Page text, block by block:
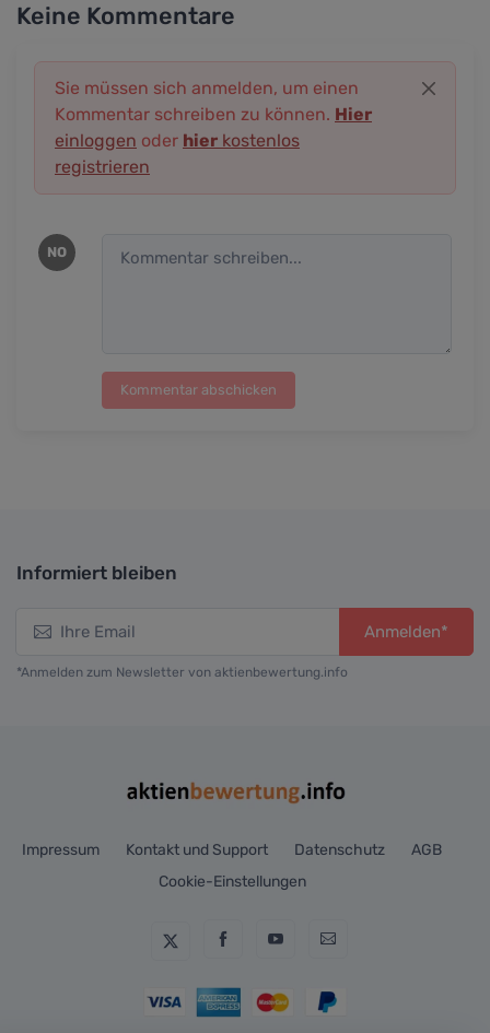
Keine Kommentare
Sie müssen sich anmelden, um einen
Kommentar schreiben zu können. Hier
einloggen oder hier kostenlos
registrieren
NO
Kommentar abschicken
Informiert bleiben
Anmelden*
*Anmelden zum Newsletter von aktienbewertung.info
Impressum Kontakt und Support Datenschutz
AGB
Cookie-Einstellungen